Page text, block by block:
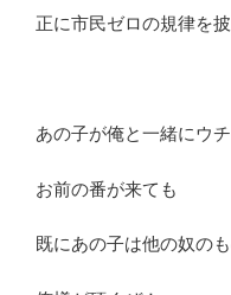
正に市民ゼロの規律を
あの子が俺と一緒にウ
お前の番が来ても
既にあの子は他の奴の